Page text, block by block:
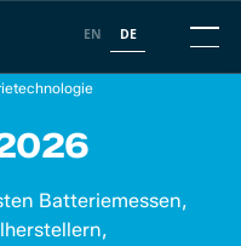
EN DE
Batteriemessen,